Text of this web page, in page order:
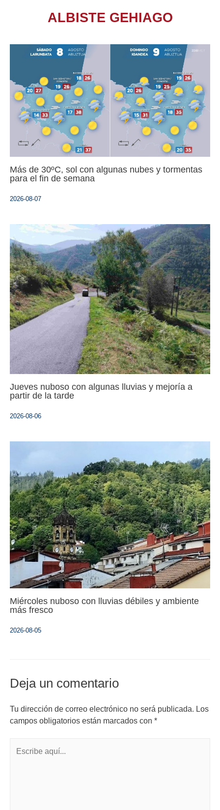
ALBISTE GEHIAGO
Más de 30ºC, sol con algunas nubes y tormentas
para el fin de semana
2026-08-07
Jueves nuboso con algunas lluvias y mejoría a
partir de la tarde
2026-08-06
Miércoles nuboso con lluvias débiles y ambiente
más fresco
2026-08-05
Deja un comentario
Tu dirección de correo electrónico no será publicada. Los
campos obligatorios están marcados con *